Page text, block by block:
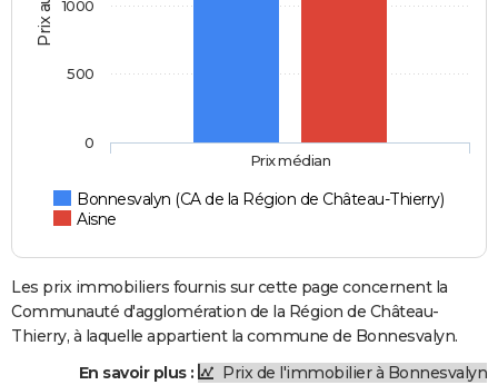
Bonnesvalyn (CA de la Région de Château-Thierry)
Aisne
Prix médian
0
500
1000
Les prix immobiliers fournis sur cette page concernent la
Communauté d'agglomération de la Région de Château-
Thierry, à laquelle appartient la commune de Bonnesvalyn.
En savoir plus :
Prix de l'immobilier à Bonnesvalyn